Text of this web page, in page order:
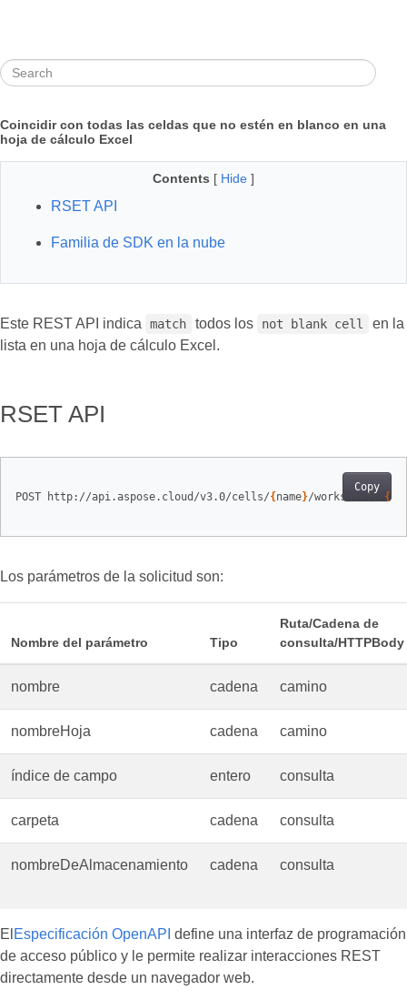
Coincidir con todas las celdas que no estén en blanco en una
hoja de cálculo Excel
Contents [ Hide ]
RSET API
Familia de SDK en la nube
Este REST API indica match todos los not blank cell
en la
lista en una hoja de cálculo Excel.
RSET API
Copy
POST http://api.aspose.cloud/v3.0/cells/{ name}/worksheets/ {
Los parámetros de la solicitud son:
Nombre del parámetro Tipo
Ruta/Cadena de
consulta/HTTPBody
nombre cadena camino
nombreHoja cadena camino
índice de campo entero consulta
carpeta cadena consulta
nombreDeAlmacenamiento cadena consulta
El Especificación OpenAPI define una interfaz de programación
de acceso público y le permite realizar interacciones REST
directamente desde un navegador web.